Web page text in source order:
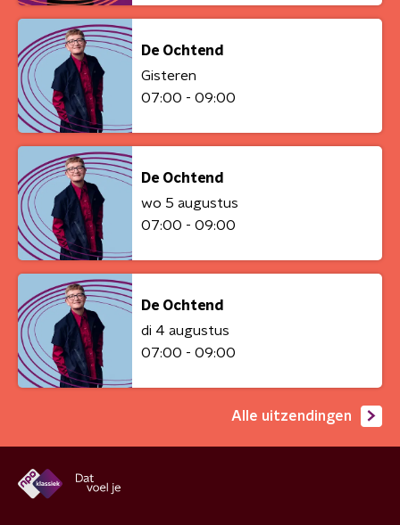
De Ochtend
Gisteren
07:00 - 09:00
De Ochtend
wo 5 augustus
07:00 - 09:00
De Ochtend
di 4 augustus
07:00 - 09:00
Alle uitzendingen